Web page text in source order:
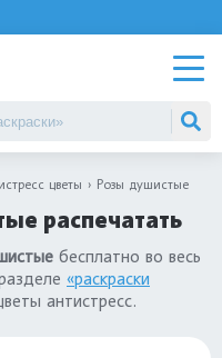
цветы Розы душистые
распечатать
бесплатно во весь
«раскраски
антистресс.